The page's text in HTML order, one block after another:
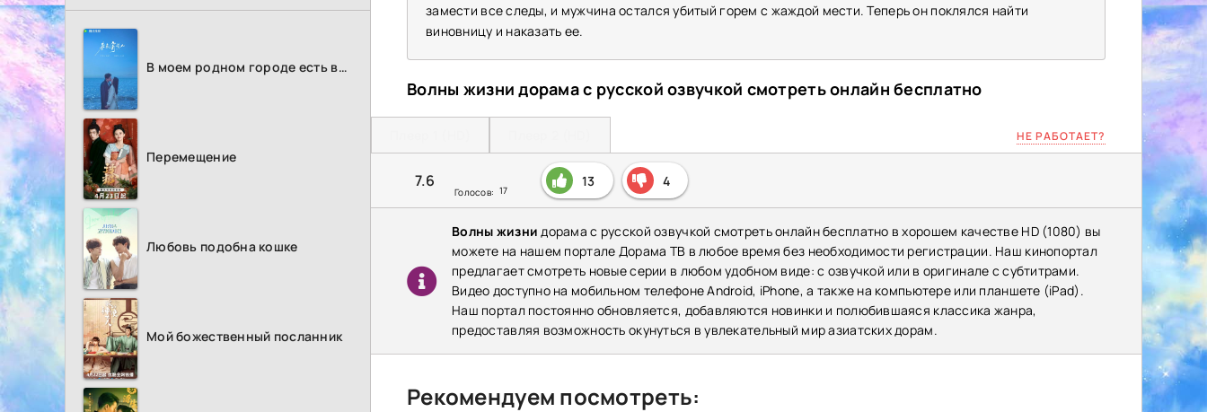
В моем родном городе есть возлюбленный
Перемещение
Любовь подобна кошке
Мой божественный посланник
замести все следы, и мужчина остался убитый горем с жаждой мести. Теперь он поклялся найти
виновницу и наказать ее.
Волны жизни дорама с русской озвучкой смотреть онлайн бесплатно
НЕ РАБОТАЕТ?
7.6
Голосов: 17
13 4
Волны жизни дорама с русской озвучкой смотреть онлайн бесплатно в хорошем качестве HD (1080) вы
можете на нашем портале Дорама ТВ в любое время без необходимости регистрации. Наш кинопортал
предлагает смотреть новые серии в любом удобном виде: с озвучкой или в оригинале с субтитрами.
Видео доступно на мобильном телефоне Android, iPhone, а также на компьютере или планшете (iPad).
Наш портал постоянно обновляется, добавляются новинки и полюбившаяся классика жанра,
предоставляя возможность окунуться в увлекательный мир азиатских дорам.
Рекомендуем посмотреть: